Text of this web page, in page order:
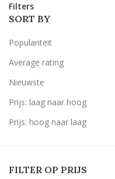
Filters
SORT BY
Populariteit
Average rating
Nieuwste
Prijs: laag naar hoog
Prijs: hoog naar laag
FILTER OP PRIJS